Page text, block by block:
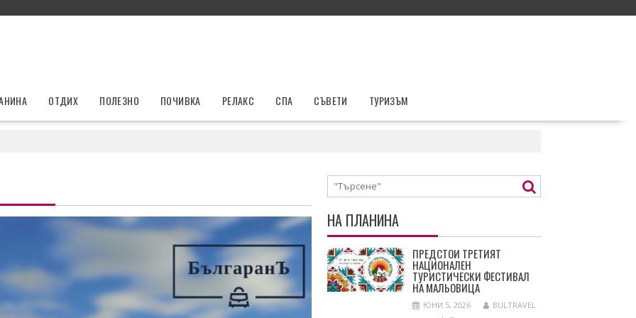
ОТДИХ ПОЛЕЗНО ПОЧИВКА РЕЛАКС СПА СЪВЕТИ ТУРИЗЪМ
НА ПЛАНИНА
ПРЕДСТОИ ТРЕТИЯТ
НАЦИОНАЛЕН
ТУРИСТИЧЕСКИ ФЕСТИВАЛ
НА МАЛЬОВИЦА
ЮНИ 5, 2026
BULTRAVEL